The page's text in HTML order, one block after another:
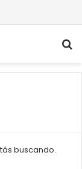
buscando.